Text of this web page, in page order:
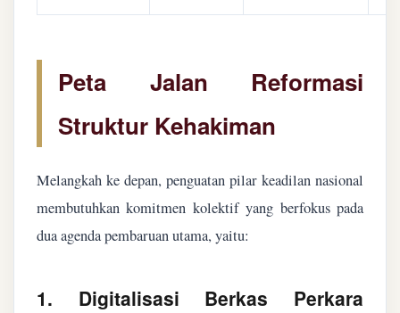
Peta Jalan Reformasi
Struktur Kehakiman
Melangkah ke depan, penguatan pilar keadilan nasional
membutuhkan komitmen kolektif yang berfokus pada
dua agenda pembaruan utama, yaitu:
1. Digitalisasi Berkas Perkara